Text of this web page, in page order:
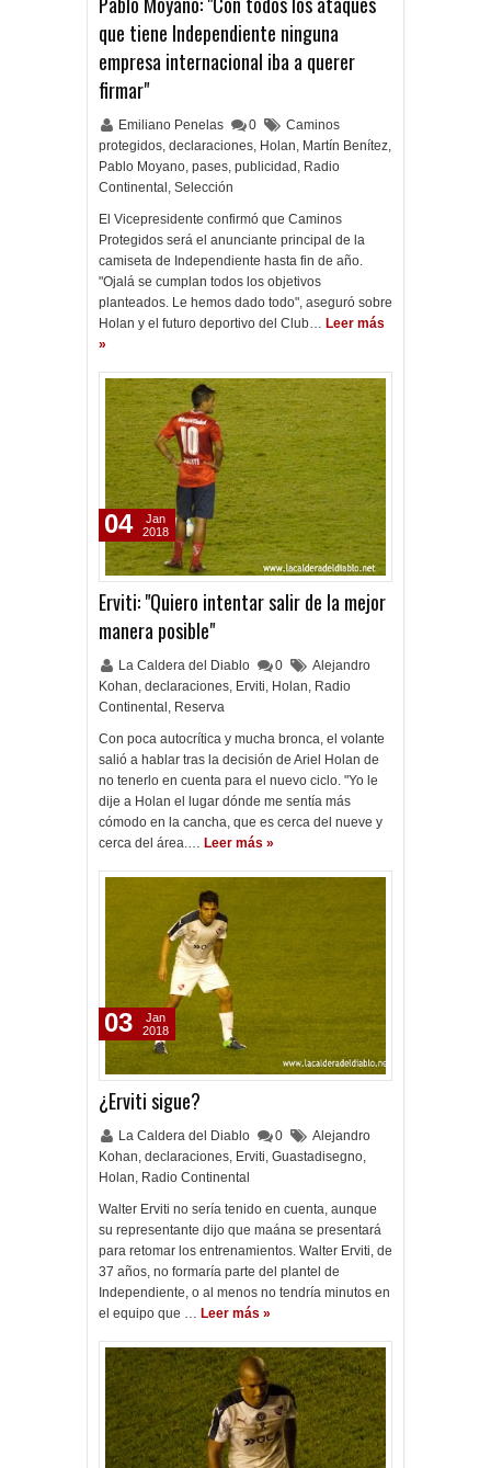
que tiene Independiente ninguna
empresa internacional iba a querer
firmar"
Emiliano Penelas 0
Caminos
protegidos, declaraciones, Holan, Martín Benítez,
Pablo Moyano, pases, publicidad , Radio
Continental , Selección
El Vicepresidente confirmó que Caminos
Protegidos será el anunciante principal de la
camiseta de Independiente hasta fin de año.
"Ojalá se cumplan todos los objetivos
planteados. Le hemos dado todo", aseguró sobre
Holan y el futuro deportivo del Club… Leer más
»
Erviti: "Quiero intentar salir de la mejor
manera posible"
La Caldera del Diablo 0
Alejandro
Kohan, declaraciones, Erviti, Holan, Radio
Continental , Reserva
Con poca autocrítica y mucha bronca, el volante
salió a hablar tras la decisión de Ariel Holan de
no tenerlo en cuenta para el nuevo ciclo. "Yo le
dije a Holan el lugar dónde me sentía más
cómodo en la cancha, que es cerca del nueve y
cerca del área.… Leer más »
04
Jan
2018
¿Erviti sigue?
La Caldera del Diablo 0
Alejandro
Kohan, declaraciones, Erviti, Guastadisegno,
Holan, Radio Continental
Walter Erviti no sería tenido en cuenta, aunque
su representante dijo que maána se presentará
para retomar los entrenamientos. Walter Erviti, de
37 años, no formaría parte del plantel de
Independiente, o al menos no tendría minutos en
el equipo que … Leer más »
03
Jan
2018